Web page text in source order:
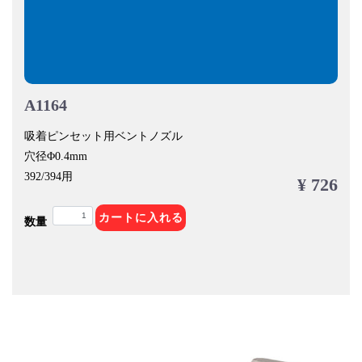
A1164
吸着ピンセット用ベントノズル
穴径Φ0.4mm
392/394用
¥ 726
数量 カートに入れる